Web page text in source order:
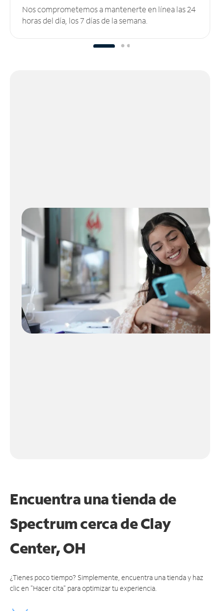
Nos comprometemos a mantenerte en línea las 24
horas del día, los 7 días de la semana.
Encuentra una tienda de
Spectrumcerca de Clay
Center, OH
¿Tienes poco tiempo? Simplemente, encuentra una tienda y haz
clic en "Hacer cita" para optimizar tu experiencia.